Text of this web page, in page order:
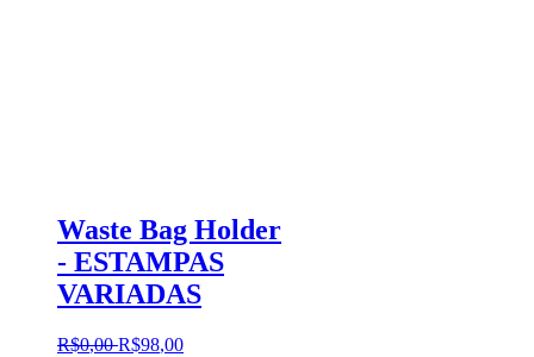
Waste Bag Holder
- ESTAMPAS
VARIADAS
R$0,00 R$98,00